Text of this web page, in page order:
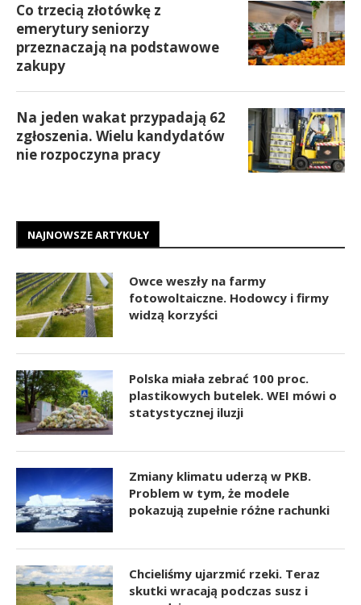
Co trzecią złotówkę z
emerytury seniorzy
przeznaczają na podstawowe
zakupy
Na jeden wakat przypadają 62
zgłoszenia. Wielu kandydatów
nie rozpoczyna pracy
NAJNOWSZE ARTYKUŁY
Owce weszły na farmy
fotowoltaiczne. Hodowcy i firmy
widzą korzyści
Polska miała zebrać 100 proc.
plastikowych butelek. WEI mówi o
statystycznej iluzji
Zmiany klimatu uderzą w PKB.
Problem w tym, że modele
pokazują zupełnie różne rachunki
Chcieliśmy ujarzmić rzeki. Teraz
skutki wracają podczas susz i